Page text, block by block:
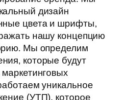
дизайн
цвета и шрифты,
нашу концепцию
Мы определим
которые будут
уникальное
(УТП), которое